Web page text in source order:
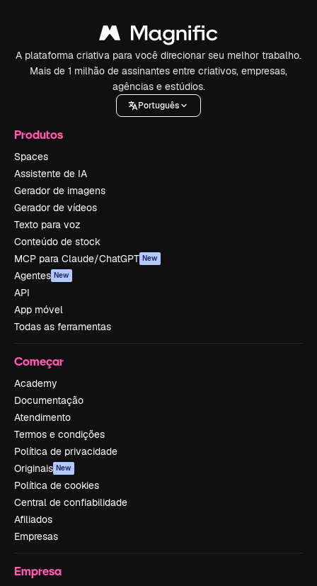
A plataforma criativa para você direcionar seu melhor trabalho.
Mais de 1 milhão de assinantes entre criativos, empresas,
agências e estúdios.
Português
Produtos
Spaces
Assistente de IA
Gerador de imagens
Gerador de vídeos
Texto para voz
Conteúdo de stock
MCP para Claude/ChatGPT New
Agentes New
API
App móvel
Todas as ferramentas
Começar
Academy
Documentação
Atendimento
Termos e condições
Política de privacidade
Originais New
Política de cookies
Central de confiabilidade
Afiliados
Empresas
Empresa